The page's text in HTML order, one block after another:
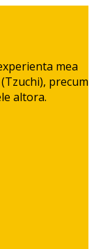
mea
precum
altora.